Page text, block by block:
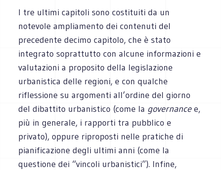
I tre ultimi capitoli sono costituiti da un
notevole ampliamento dei contenuti del
precedente decimo capitolo, che è stato
integrato soprattutto con alcune informazioni e
valutazioni a proposito della legislazione
urbanistica delle regioni, e con qualche
riflessione su argomenti all’ordine del giorno
del dibattito urbanistico (come la governancee,
più in generale, i rapporti tra pubblico e
privato), oppure riproposti nelle pratiche di
pianificazione degli ultimi anni (come la
questione dei “vincoli urbanistici”). Infine,